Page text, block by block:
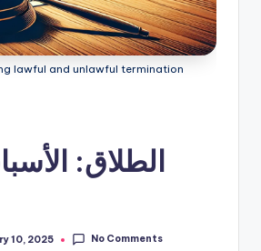
lawful and unlawful termination
الطلاق:
10, 2025 No Comments